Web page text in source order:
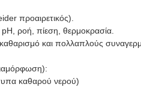
προαιρετικός).
ροή, πίεση, θερμοκρασία.
και πολλαπλούς
καθαρού νερού)